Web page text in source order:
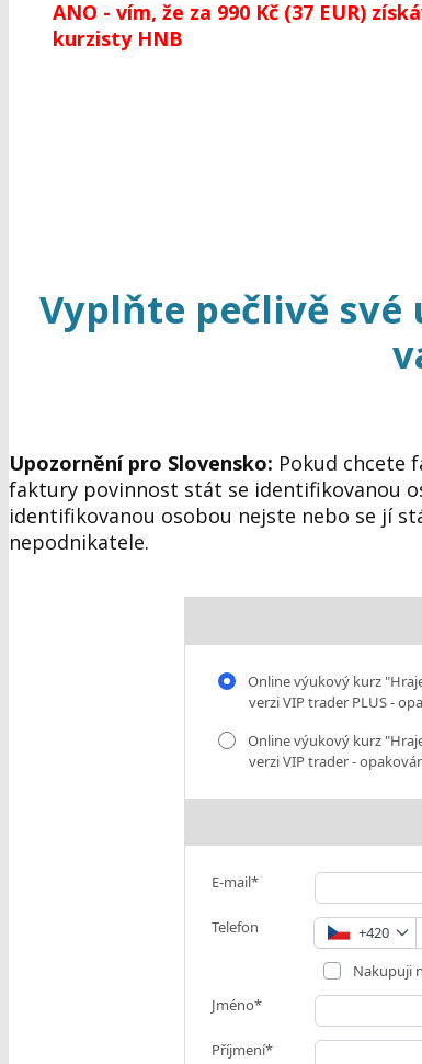
ANO - vím, že za 990 Kč (37 EUR)
kurzisty HNB
Vyplňte pečlivě
Upozornění pro Slovensko: Pokud chcete
faktury povinnost stát se identifikovanou
identifikovanou osobou nejste nebo se jí
nepodnikatele.
Online výukový kurz
verzi VIP trader PLUS -
Online výukový kurz
verzi VIP trader -
E-mail*
Telefon
+420
Nakupuji
Jméno*
Příjmení*